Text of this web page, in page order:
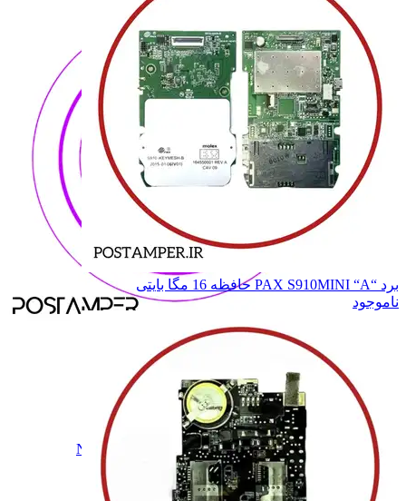
SZZT SZZT
SP600 SP600
SP630 SP630
SP630PRO SP630PRO
SP830 SP830
N900,N910,N510
N900,N910,N510
همه دسته بندی های NEWLAND
برد “PAX S910MINI “A حافظه 16 مگا بایتی
ناموجود